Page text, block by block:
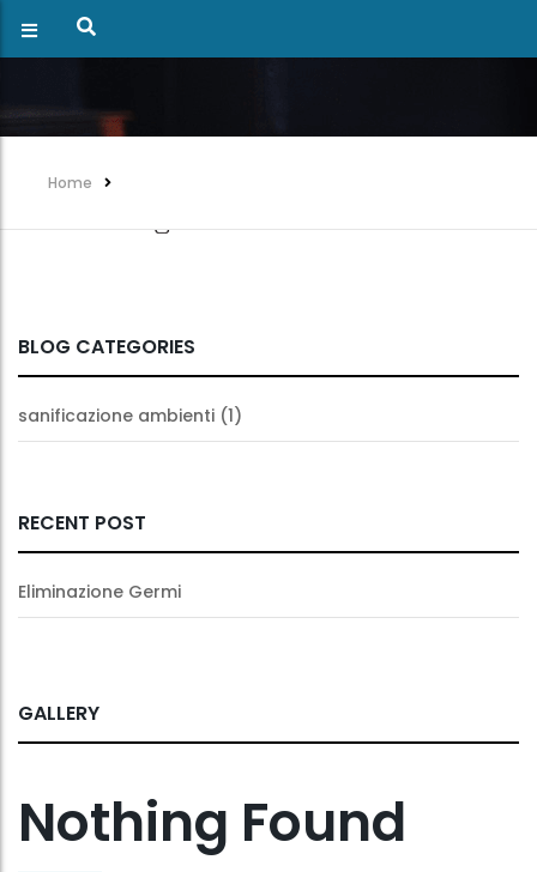
Home
BLOG CATEGORIES
sanificazione ambienti (1)
RECENT POST
Eliminazione Germi
GALLERY
Nothing Found